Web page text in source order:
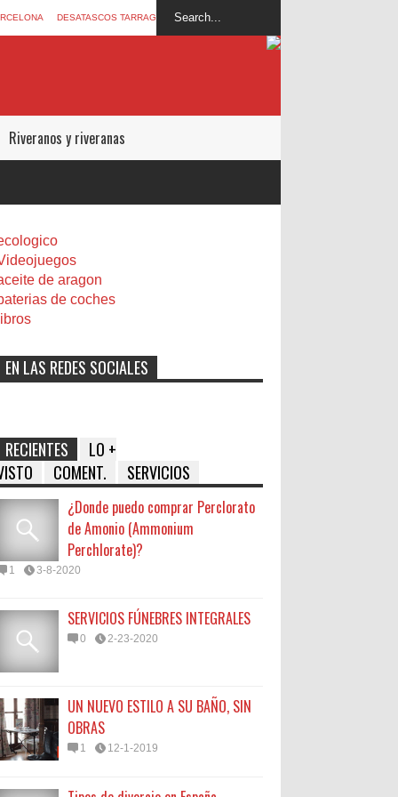
DESATASCOS TARRAGONA
Riveranos y riveranas
de aragon
de coches
libros
EN LAS REDES SOCIALES
RECIENTES
LO +
COMENT. SERVICIOS
¿Donde puedo comprar Perclorato
de Amonio (Ammonium
Perchlorate)?
1 3-8-2020
SERVICIOS FÚNEBRES INTEGRALES
0 2-23-2020
UN NUEVO ESTILO A SU BAÑO, SIN
OBRAS
1 12-1-2019